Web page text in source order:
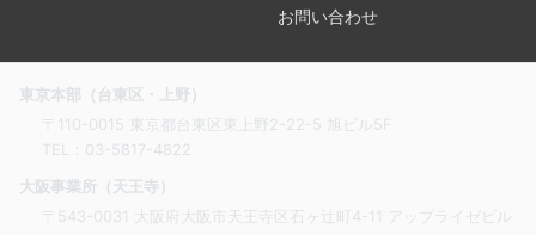
お問い合わせ
東京本部（台東区・上野）
〒110-0015 東京都台東区東上野2-22-5 旭ビル5F
TEL： 03-5817-4822
大阪事業所（天王寺）
〒543-0031 大阪府大阪市天王寺区石ヶ辻町4-11 アップライゼビル